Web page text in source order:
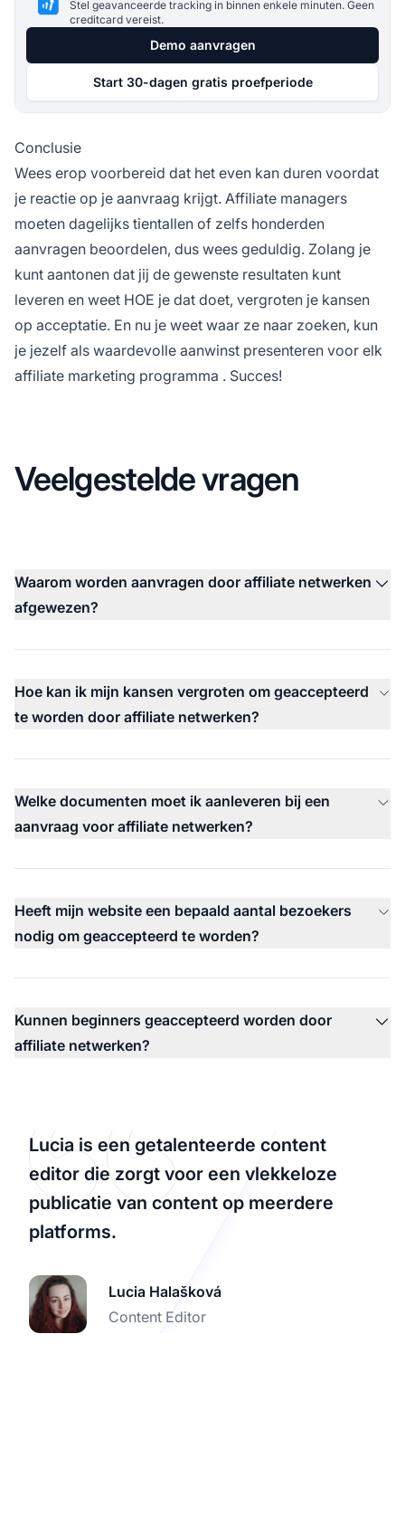
Stel geavanceerde tracking in binnen enkele minuten. Geen
creditcard vereist.
Demo aanvragen
Start 30-dagen gratis proefperiode
Conclusie
Wees erop voorbereid dat het even kan duren voordat
je reactie op je aanvraag krijgt. Affiliate managers
moeten dagelijks tientallen of zelfs honderden
aanvragen beoordelen, dus wees geduldig. Zolang je
kunt aantonen dat jij de gewenste resultaten kunt
leveren en weet HOE je dat doet, vergroten je kansen
op acceptatie. En nu je weet waar ze naar zoeken, kun
je jezelf als waardevolle aanwinst presenteren voor elk
affiliate marketing programma . Succes!
Veelgestelde vragen
Waarom worden aanvragen door affiliate netwerken
afgewezen?
Hoe kan ik mijn kansen vergroten om geaccepteerd
te worden door affiliate netwerken?
Welke documenten moet ik aanleveren bij een
aanvraag voor affiliate netwerken?
Heeft mijn website een bepaald aantal bezoekers
nodig om geaccepteerd te worden?
Kunnen beginners geaccepteerd worden door
affiliate netwerken?
Lucia is een getalenteerde content
editor die zorgt voor een vlekkeloze
publicatie van content op meerdere
platforms.
Lucia Halašková
Content Editor